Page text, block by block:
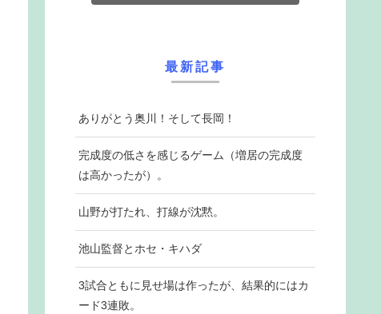
最新記事
ありがとう奥川！そして長岡！
完成度の低さを感じるゲーム（増居の完成度
は高かったが）。
山野が打たれ、打線が沈黙。
池山監督とホセ・キハダ
3試合ともに見せ場は作ったが、結果的にはカ
ード3連敗。